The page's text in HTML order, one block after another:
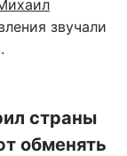
звучали
страны
обменять